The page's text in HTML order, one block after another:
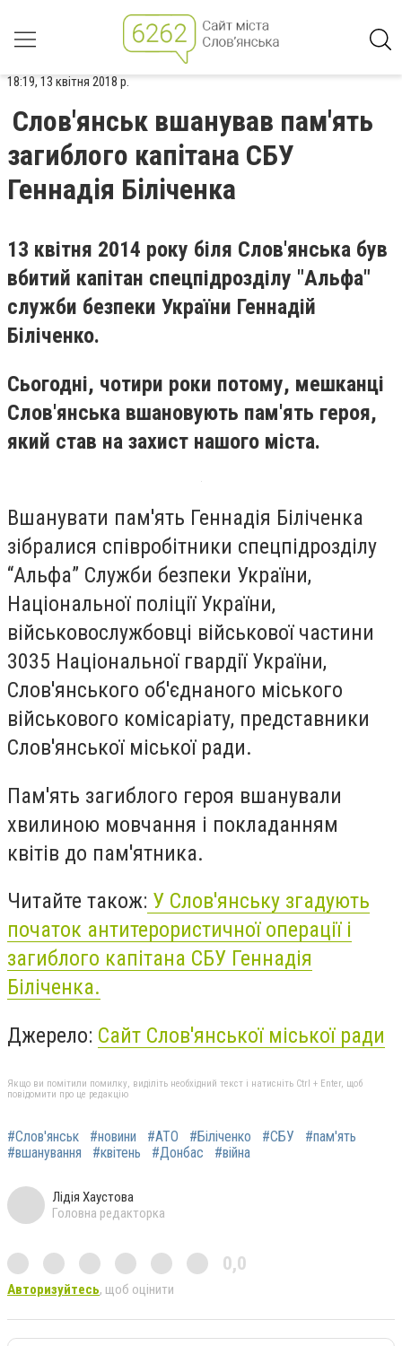
18:19, 13 квітня 2018 р.
Слов'янськ вшанував пам'ять
загиблого капітана СБУ
Геннадія Біліченка
13 квітня 2014 року біля Слов'янська був
вбитий капітан спецпідрозділу "Альфа"
служби безпеки України Геннадій
Біліченко.
Сьогодні, чотири роки потому, мешканці
Слов'янська вшановують пам'ять героя,
який став на захист нашого міста.
Вшанувати пам'ять Геннадія Біліченка
зібралися співробітники спецпідрозділу
“Альфа” Служби безпеки України,
Національної поліції України,
військовослужбовці військової частини
3035 Національної гвардії України,
Слов'янського об'єднаного міського
військового комісаріату, представники
Слов'янської міської ради.
Пам'ять загиблого героя вшанували
хвилиною мовчання і покладанням
квітів до пам'ятника.
Читайте також: У Слов'янську згадують
початок антитерористичної операції і
загиблого капітана СБУ Геннадія
Біліченка.
Джерело: Сайт Слов'янської міської ради
Якщо ви помітили помилку, виділіть необхідний текст і натисніть Ctrl + Enter, щоб
повідомити про це редакцію
#Слов'янськ #новини #АТО #Біліченко #СБУ
#пам'ять
#вшанування
#квітень #Донбас #війна
Лідія Хаустова
Головна редакторка
0,0
Авторизуйтесь, щоб оцінити